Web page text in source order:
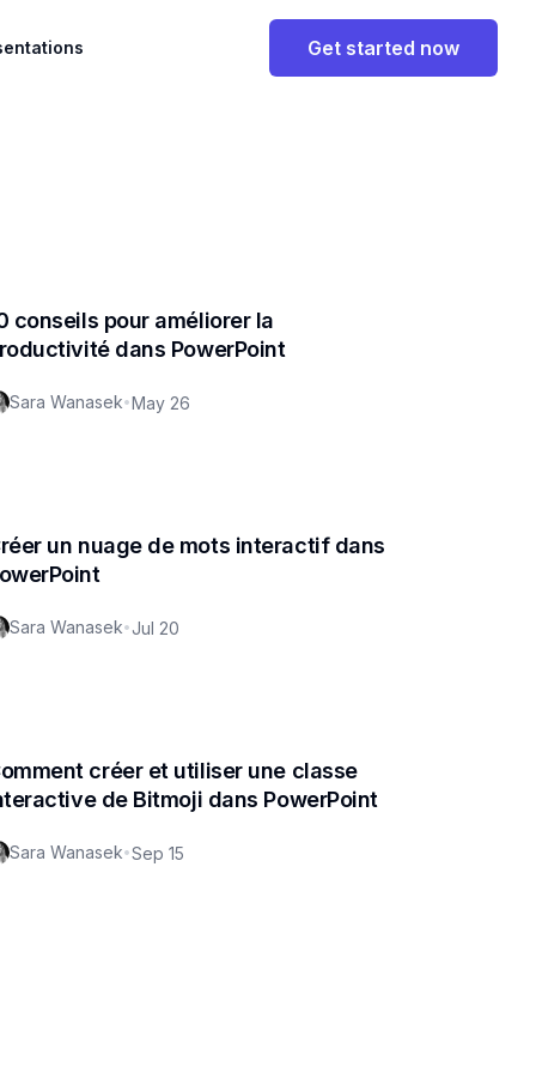
Get started now
conseils pour améliorer la
dans PowerPoint
Sara Wanasek•May 26
un nuage de mots interactif dans
Sara Wanasek•Jul 20
créer et utiliser une classe
de Bitmoji dans PowerPoint
Sara Wanasek•Sep 15